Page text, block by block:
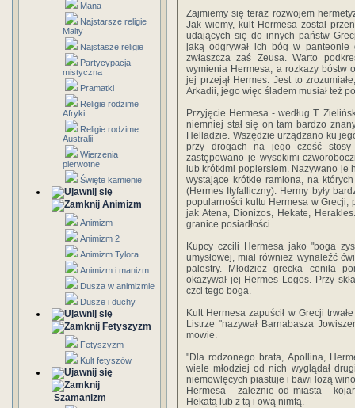
Mana
Najstarsze religie
Malty
Najstasze religie
Partycypacja
mistyczna
Pramatki
Religie rodzime
Afryki
Religie rodzime
Australii
Wierzenia
pierwotne
Święte kamienie
Animizm
Animizm
Animizm 2
Animizm Tylora
Animizm i manizm
Dusza w animizmie
Dusze i duchy
Fetyszyzm
Fetyszyzm
Kult fetyszów
Szamanizm
Zajmiemy się teraz rozwojem
Jak wiemy, kult Hermesa został
udających się do innych państw
jaką odgrywał ich bóg w panteonie
zwłaszcza zaś Zeusa. Warto
wymienia Hermesa, a rozkazy
jej przejął Hermes. Jest to
Arkadii, jego więc śladem musiał też
Przyjęcie Hermesa - według T.
niemniej stał się on tam bardzo
Helladzie. Wszędzie urządzano ku
przy drogach na jego cześć stosy
zastępowano je wysokimi
lub krótkimi popiersiem. Nazywano je
wystające krótkie ramiona, na
(Hermes Ityfalliczny). Hermy były
popularności kultu Hermesa w Grecji,
jak Atena, Dionizos, Hekate,
granice posiadłości.
Kupcy czcili Hermesa jako "boga
umysłowej, miał również wynaleźć
palestry. Młodzież grecka ceniła
okazywał jej Hermes Logos. Przy
czci tego boga.
Kult Hermesa zapuścił w Grecji
Listrze "nazywał Barnabasza
mowie.
"Dla rodzonego brata, Apollina,
wiele młodziej od nich wyglądał
niemowlęcych piastuje i bawi łozą
Hermesa - zależnie od miasta -
Hekatą lub z tą i ową nimfą.